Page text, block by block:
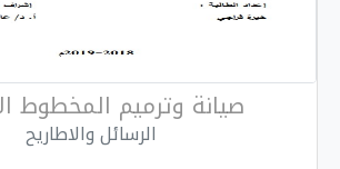
صيانة وترميم المخطوط الاثري...
الرسائل والاطاريح